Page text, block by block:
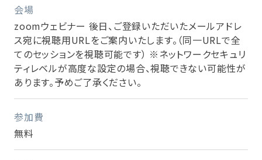
会場
zoomウェビナー 後日、ご登録いただいたメールアドレ
ス宛に視聴用URLをご案内いたします。（同一URLで全
てのセッションを視聴可能です） ※ネットワークセキュリ
ティレベルが高度な設定の場合、視聴できない可能性が
あります。予めご了承ください。
参加費
無料